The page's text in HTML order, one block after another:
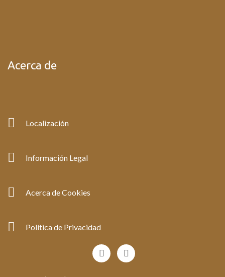
Acerca de
Localización
Información Legal
Acerca de Cookies
Política de Privacidad
F
a
I
n